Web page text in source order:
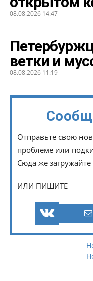
08.08.2026 14:47
ветки и
08.08.2026 11:19
Отправьте свою
проблеме или
Сюда же
ИЛИ ПИШИТЕ